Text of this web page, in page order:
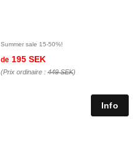
Summer sale 15-50%!
de 195 SEK
(Prix ordinaire : 449 SEK)